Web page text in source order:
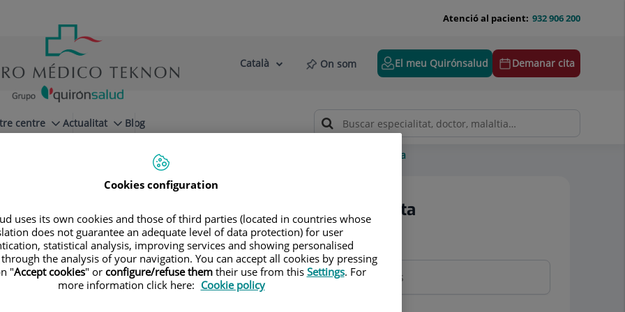
932 906 200
Atenció al pacient:
Selector
Llenguatge
Català On som El meu Quirónsalud Demanar cita
centre Actualitat Blog
Técnicas de diagnóstico en cardiología Electrocardiograma
Güell Peris
Demanar cita
Nom i cognoms
Cookies configuration
uses its own cookies and those of third parties (located in countries whose
does not guarantee an adequate level of data protection) for user
statistical analysis, improving services and showing personalised
the analysis of your navigation. You can accept all cookies by pressing
"Accept cookies" or configure/refuse themtheir use from this Settings. For
more information click here: Cookie policy